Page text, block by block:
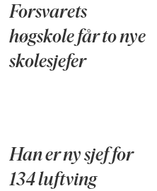
Forsvarets
høgskole får to nye
skolesjefer
Han er ny sjef for
134 luftving